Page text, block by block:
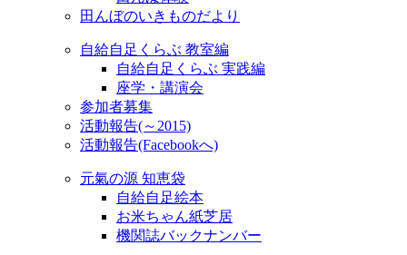
田んぼのいきものだより
自給自足くらぶ 教室編
自給自足くらぶ 実践編
座学・講演会
参加者募集
活動報告(～2015)
活動報告(Facebookへ)
元氣の源 知恵袋
自給自足絵本
お米ちゃん紙芝居
機関誌バックナンバー